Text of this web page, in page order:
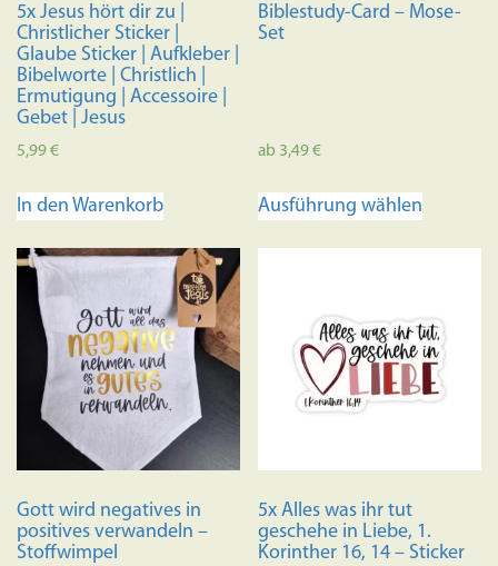
5x Jesus hört dir zu |
Christlicher Sticker |
Glaube Sticker | Aufkleber |
Bibelworte | Christlich |
Ermutigung | Accessoire |
Gebet | Jesus
5,99€
In den Warenkorb
Biblestudy-Card – Mose-
Set
ab 3,49€
Ausführung wählen
auf.
Die
können
werden
Gott wird negatives in
positives verwandeln –
Stoffwimpel
5x Alles was ihr tut
geschehe in Liebe, 1.
Korinther 16, 14 – Sticker